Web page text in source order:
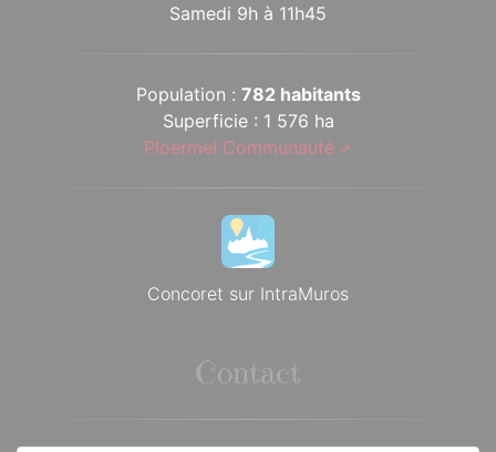
Samedi 9h à 11h45
Population : 782 habitants
Superficie : 1 576 ha
Ploërmel Communauté
Concoret sur IntraMuros
Contact